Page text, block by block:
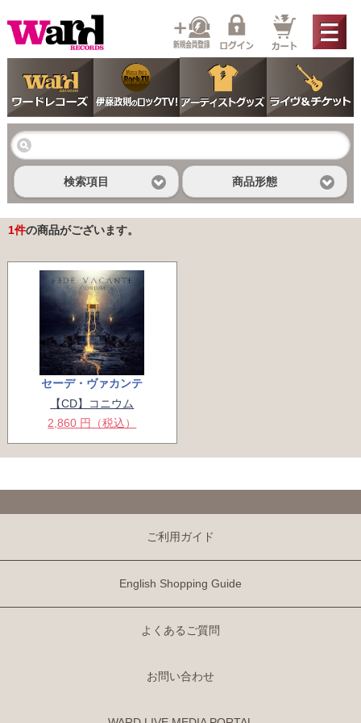
検索項目 商品形態
1件の商品がございます。
セーデ・ヴァカンテ
【CD】コニウム
2,860 円（税込）
ご利用ガイド
English Shopping Guide
よくあるご質問
お問い合わせ